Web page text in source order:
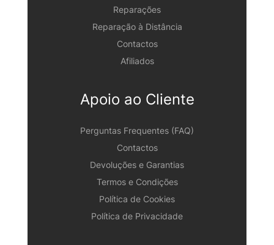
Reparações
Reparação à Distância
Contactos
Afiliados
Apoio ao Cliente
Perguntas Frequentes (FAQ)
Contactos
Devoluções e Garantias
Termos e Condições
Política de Cookies
Política de Privacidade